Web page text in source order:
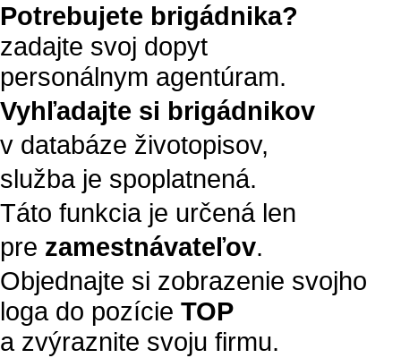
Potrebujete brigádnika?
zadajte svoj dopyt
personálnym agentúram.
Vyhľadajte si brigádnikov
v databáze životopisov,
služba je spoplatnená.
Táto funkcia je určená len
pre zamestnávateľov.
Objednajte si zobrazenie svojho
loga do pozície TOP
a zvýraznite svoju firmu.